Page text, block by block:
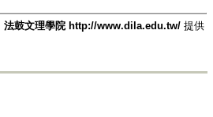
法鼓文理學院 http://www.dila.edu.tw/提供